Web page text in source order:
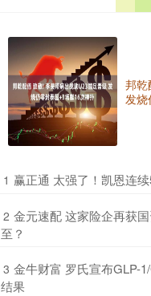
邦乾
发烧
1 赢正通 太强了！凯恩连
2 金元速配 这家险企再获
至？
3 金牛财富 罗氏宣布GLP-
结果